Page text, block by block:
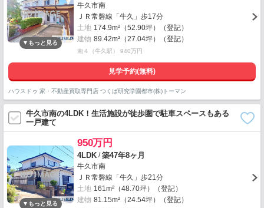
牛久市南
ＪＲ常磐線「牛久」歩17分
土地 174.9m²（52.90坪）（登記）
建物 89.42m²（27.04坪）（登記）
南４（牛久駅） 940万円
見学予約(無料)
ハウスドゥ 家・不動産買取専門店 つくば研究学園都市(株)トーマン
牛久市南の4LDK！生活施設が徒歩圏で駐車スペースもある
一戸建て
950万円
4LDK /築47年8ヶ月
牛久市南
ＪＲ常磐線「牛久」歩21分
土地 161m²（48.70坪）（登記）
建物 81.15m²（24.54坪）（登記）